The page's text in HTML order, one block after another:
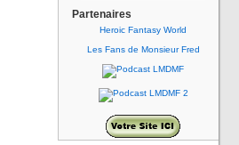
Partenaires
Heroic Fantasy World
Les Fans de Monsieur Fred